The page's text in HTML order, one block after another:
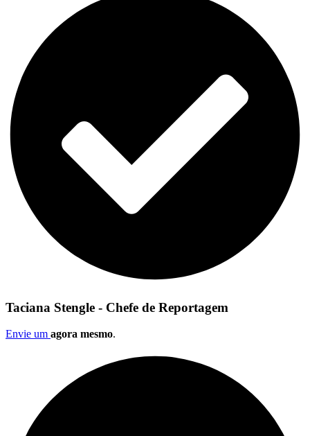
Taciana Stengle - Chefe de Reportagem
Envie um agora mesmo.